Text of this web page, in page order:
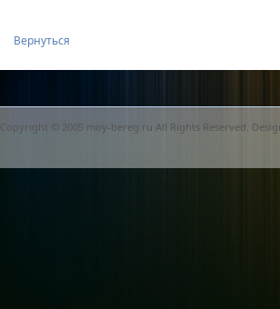
Вернуться
Copyright © 2005 moy-bereg.ru All Rights Reserved.